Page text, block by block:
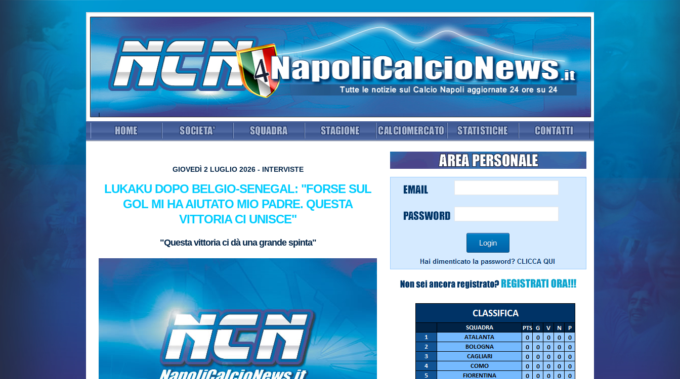
GIOVEDÌ 2 LUGLIO 2026 - INTERVISTE
LUKAKU DOPO BELGIO-SENEGAL: "FORSE SUL
GOL MI HA AIUTATO MIO PADRE. QUESTA
VITTORIA CI UNISCE"
"Questa vittoria ci dà una grande spinta"